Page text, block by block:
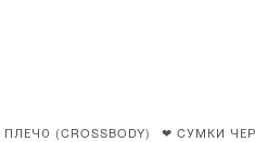
(CROSSBODY) ❤ CУМКИ